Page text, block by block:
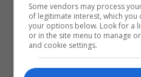
Some vendors may process
of legitimate interest, which
your options below. Look for a
or in the site menu to manage
and cookie settings.